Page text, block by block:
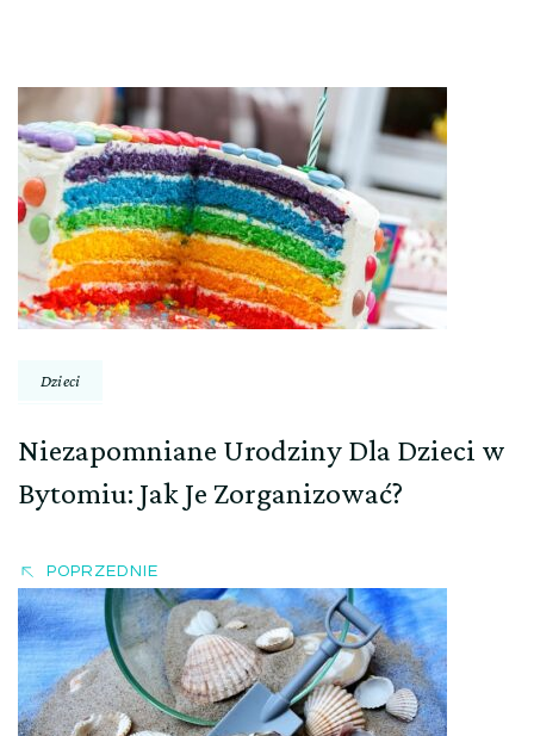
Nawigacja
wpisu
Dzieci
Niezapomniane Urodziny Dla Dzieci w
Bytomiu: Jak Je Zorganizować?
POPRZEDNIE